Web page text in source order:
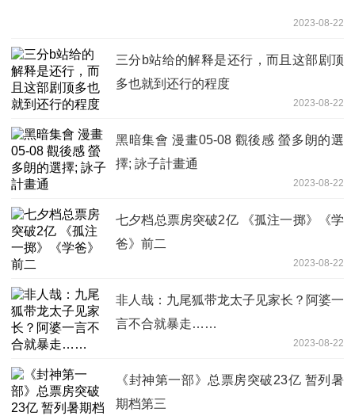
2023-08-22
三分b站给的解释是还行，而且这部剧顶
多也就到还行的程度
2023-08-22
黑暗集會 漫畫05-08 觀後感 螢多朗的選
擇; 詠子計畫通
2023-08-22
七夕档总票房突破2亿 《孤注一掷》《学
爸》前二
2023-08-22
非人哉：九尾狐带龙太子见家长？阿婆一
言不合就暴走……
2023-08-22
《封神第一部》总票房突破23亿 暂列暑
期档第三